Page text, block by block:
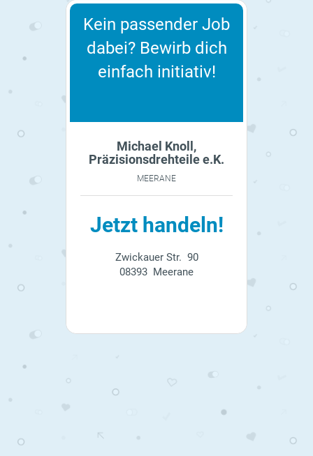
Kein passender Job
dabei? Bewirb dich
einfach initiativ!
Michael Knoll,
Präzisionsdrehteile e.K.
MEERANE
Jetzt handeln!
Zwickauer Str. 90
08393 Meerane